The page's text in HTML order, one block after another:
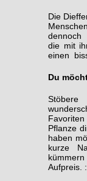
Die
dennoch
die mit
einen
Du
Pflanze
haben
kurze
Aufpreis.